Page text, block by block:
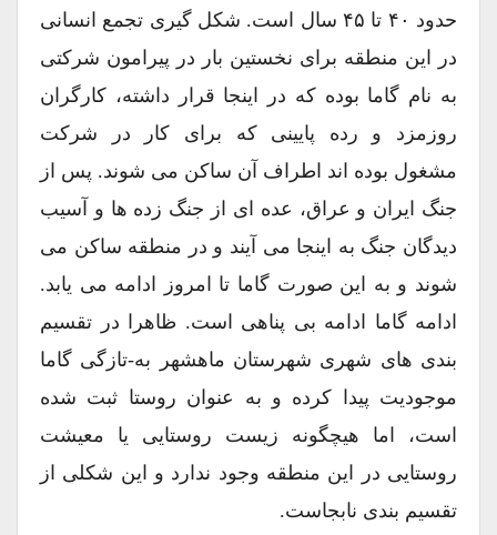
حدود ۴۰ تا ۴۵ سال است. شکل گیری تجمع انسانی
در این منطقه برای نخستین بار در پیرامون شرکتی
به نام گاما بوده که در اینجا قرار داشته، کارگران
روزمزد و رده پایینی که برای کار در شرکت
مشغول بوده اند اطراف آن ساکن می شوند. پس از
جنگ ایران و عراق، عده ای از جنگ زده ها و آسیب
دیدگان جنگ به اینجا می آیند و در منطقه ساکن می
شوند و به این صورت گاما تا امروز ادامه می یابد.
ادامه گاما ادامه بی پناهی است. ظاهرا در تقسیم
بندی های شهری شهرستان ماهشهر به-تازگی گاما
موجودیت پیدا کرده و به عنوان روستا ثبت شده
است، اما هیچگونه زیست روستایی یا معیشت
روستایی در این منطقه وجود ندارد و این شکلی از
تقسیم بندی نابجاست.